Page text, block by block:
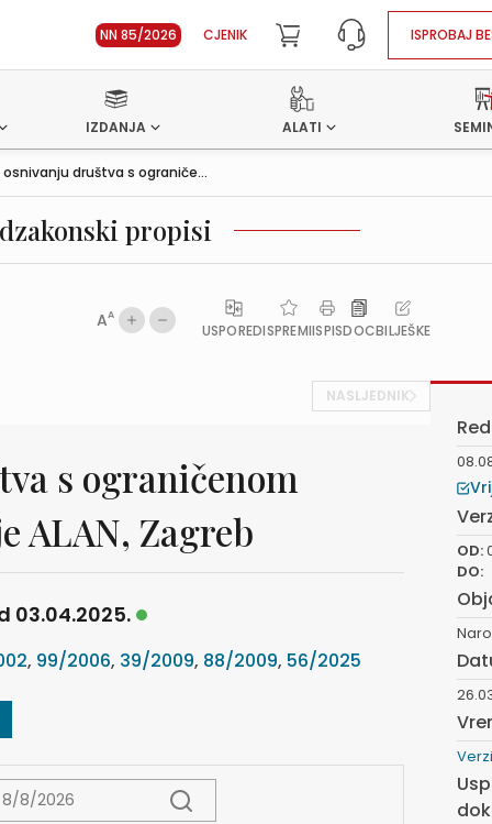
NN 85/2026 CJENIK ISPROBAJ
IZDANJA ALATI
osnivanju društva s ograniče...
propisi
AA
USPOREDISPREMIISPISDOCBILJEŠKE
NASLJEDNIK
s ograničenom
ALAN, Zagreb
03.04.2025.
, 99/2006, 39/2009, 88/2009, 56/2025
OD:
DO: